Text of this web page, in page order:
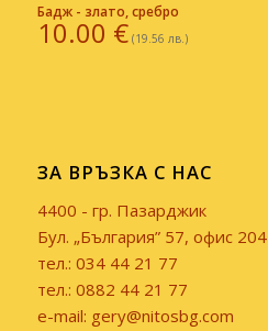
Бадж - злато, сребро
10.00 €(19.56 лв.)
ЗА ВРЪЗКА С НАС
4400 - гр. Пазарджик
Бул. „България” 57, офис 204
тел.: 034 44 21 77
тел.: 0882 44 21 77
e-mail: gery@nitosbg.com